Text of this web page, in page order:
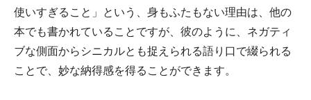
使いすぎること」という、身もふたもない理由は、他の
本でも書かれていることですが、彼のように、ネガティ
ブな側面からシニカルとも捉えられる語り口で綴られる
ことで、妙な納得感を得ることができます。